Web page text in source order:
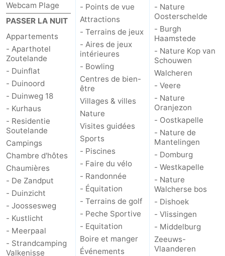
Zwin
Webcam Plage
PASSER LA NUIT
Appartements
- Aparthotel
Zoutelande
- Duinflat
- Duinoord
- Duinweg 18
- Kurhaus
- Residentie
Soutelande
Campings
Chambre d'hôtes
Chaumières
- De Zandput
- Duinzicht
- Joossesweg
- Kustlicht
- Meerpaal
- Strandcamping
Valkenisse
- Points de vue
Attractions
- Terrains de jeux
- Aires de jeux
intérieures
- Bowling
Centres de bien-
être
Villages & villes
Nature
Visites guidées
Sports
- Piscines
- Faire du vélo
- Randonnée
- Équitation
- Terrains de golf
- Peche Sportive
- Equitation
Boire et manger
Événements
- Nature
Oosterschelde
- Burgh
Haamstede
- Nature Kop van
Schouwen
Walcheren
- Veere
- Nature
Oranjezon
- Oostkapelle
- Nature de
Mantelingen
- Domburg
- Westkapelle
- Nature
Walcherse bos
- Dishoek
- Vlissingen
- Middelburg
Zeeuws-
Vlaanderen